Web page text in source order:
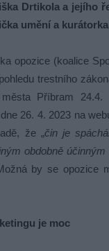
Drtikola a jejího
umění a
opozice (koalice
trestního
města Příbram
26. 4. 2023 na
že „čin je
obdobně účinným
by se opozice
je moc